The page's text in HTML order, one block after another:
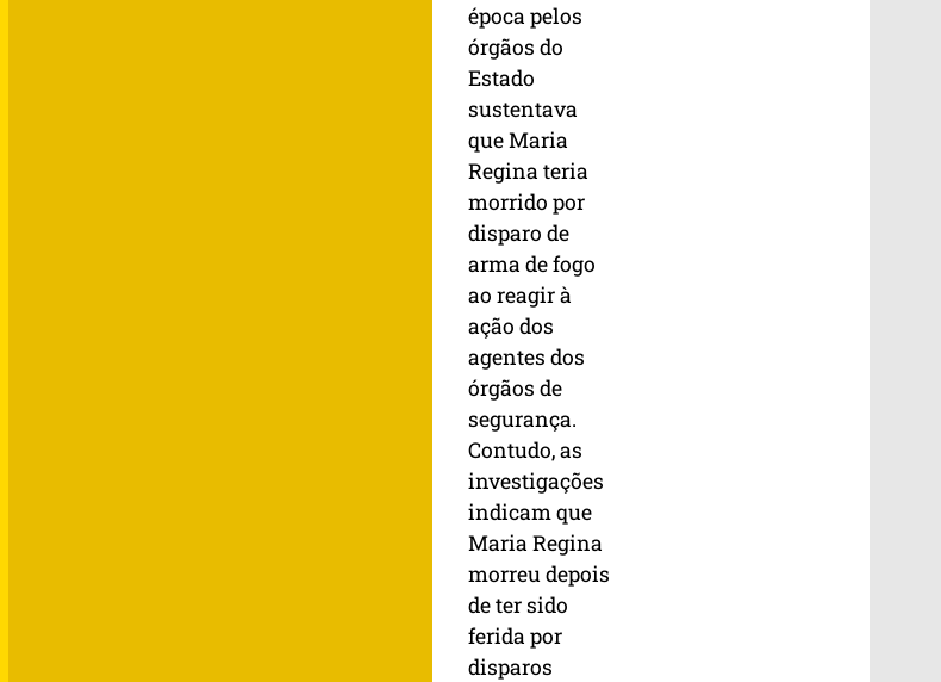
época pelos
órgãos do
Estado
sustentava
que Maria
Regina teria
morrido por
disparo de
arma de fogo
ao reagir à
ação dos
agentes dos
órgãos de
segurança.
Contudo, as
investigações
indicam que
Maria Regina
morreu depois
de ter sido
ferida por
disparos